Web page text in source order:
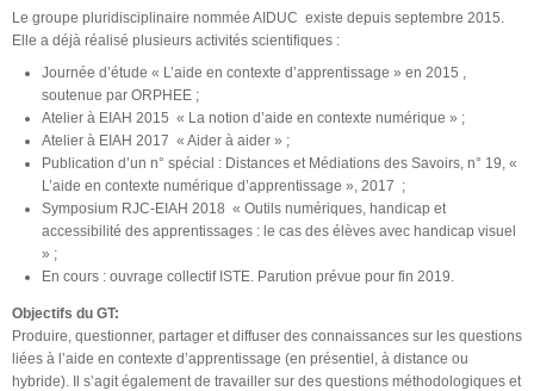
Le groupe pluridisciplinaire nommée AIDUC existe depuis septembre 2015.
Elle a déjà réalisé plusieurs activités scientifiques :
Journée d’étude « L’aide en contexte d’apprentissage » en 2015 ,
soutenue par ORPHEE ;
Atelier à EIAH 2015 « La notion d’aide en contexte numérique » ;
Atelier à EIAH 2017 « Aider à aider » ;
Publication d’un n° spécial : Distances et Médiations des Savoirs, n° 19, «
L’aide en contexte numérique d’apprentissage », 2017 ;
Symposium RJC-EIAH 2018 « Outils numériques, handicap et
accessibilité des apprentissages : le cas des élèves avec handicap visuel
» ;
En cours : ouvrage collectif ISTE. Parution prévue pour fin 2019.
Objectifs du GT:
Produire, questionner, partager et diffuser des connaissances sur les questions
liées à l’aide en contexte d’apprentissage (en présentiel, à distance ou
hybride). Il s’agit également de travailler sur des questions méthodologiques et